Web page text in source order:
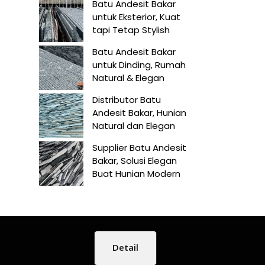
Batu Andesit Bakar
untuk Eksterior, Kuat
tapi Tetap Stylish
Batu Andesit Bakar
untuk Dinding, Rumah
Natural & Elegan
Distributor Batu
Andesit Bakar, Hunian
Natural dan Elegan
Supplier Batu Andesit
Bakar, Solusi Elegan
Buat Hunian Modern
Detail